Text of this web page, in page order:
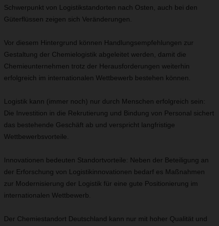
Schwerpunkt von Logistikstandorten nach Osten, auch bei den
Güterflüssen zeigen sich Veränderungen.
Vor diesem Hintergrund können Handlungsempfehlungen zur
Gestaltung der Chemielogistik abgeleitet werden, damit die
Chemieunternehmen trotz der Herausforderungen weiterhin
erfolgreich im internationalen Wettbewerb bestehen können.
Logistik kann (immer noch) nur durch Menschen erfolgreich sein:
Die Investition in die Rekrutierung und Bindung von Personal sichert
das bestehende Geschäft ab und verspricht langfristige
Wettbewerbsvorteile.
Innovationen bedeuten Standortvorteile: Neben der Beteiligung an
der Erforschung von Logistikinnovationen bedarf es Maßnahmen
zur Modernisierung der Logistik für eine gute Positionierung im
internationalen Wettbewerb.
Der Chemiestandort Deutschland kann nur mit hoher Qualität und